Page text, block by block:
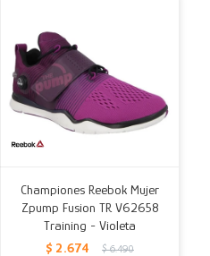
Championes Reebok Mujer
Zpump Fusion TR V62658
Training - Violeta
$ 2.674 $ 6.490